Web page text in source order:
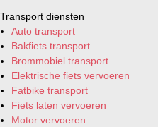
Transport diensten
Auto transport
Bakfiets transport
Brommobiel transport
Elektrische fiets vervoeren
Fatbike transport
Fiets laten vervoeren
Motor vervoeren